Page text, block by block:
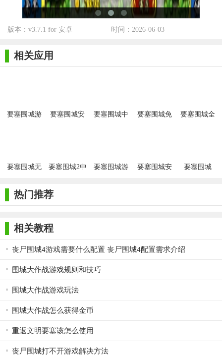
略性的同时，也注重玩家的操作体验和社交互动，让玩家在享受
提供令人满意的游戏体验。
版本：v3.7.1 for 安卓 时间：2026-06-03
相关应用
要塞围城游
要塞围城安
要塞围城中
要塞围城免
要塞围城全
要塞围城无
要塞围城2中
要塞围城游
要塞围城安
要塞围城
热门推荐
相关教程
丧尸围城4游戏需要什么配置 丧尸围城4配置需求介绍
围城大作战游戏规则和技巧
围城大作战游戏玩法
围城大作战怎么获得金币
重返文明要塞该怎么使用
丧尸围城打不开游戏解决方法